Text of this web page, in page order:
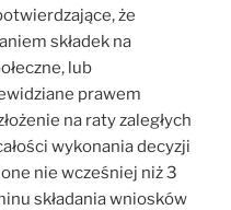
że
składek na
lub
prawem
na raty zaległych
wykonania decyzji
nie wcześniej niż 3
składania wniosków